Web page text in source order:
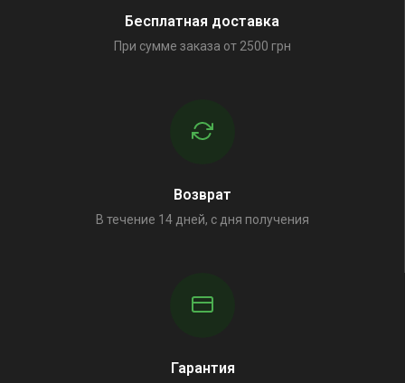
Бесплатная доставка
При сумме заказа от 2500 грн
Возврат
В течение 14 дней, с дня получения
Гарантия